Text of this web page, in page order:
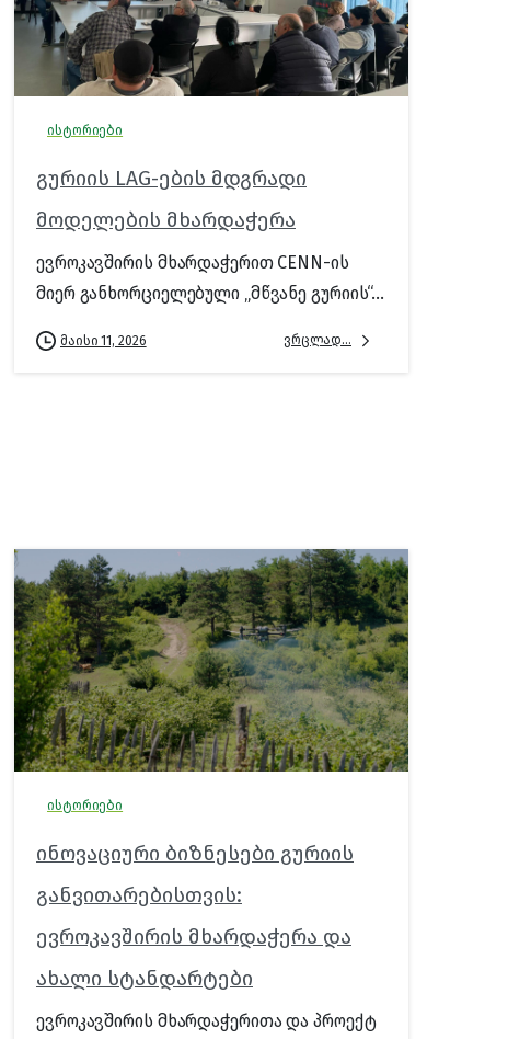
ისტორიები
გურიის LAG-ების მდგრადი
მოდელების მხარდაჭერა
ევროკავშირის მხარდაჭერით CENN-ის
მიერ განხორციელებული „მწვანე გურიის“...
მაისი 11, 2026 ვრცლად...
ისტორიები
ინოვაციური ბიზნესები გურიის
განვითარებისთვის:
ევროკავშირის მხარდაჭერა და
ახალი სტანდარტები
ევროკავშირის მხარდაჭერითა და პროექტ